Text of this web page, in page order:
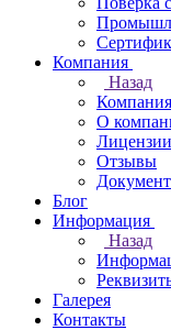
Компания
Назад
Компания
О
Лицензии
Отзывы
Блог
Информация
Назад
Галерея
Контакты